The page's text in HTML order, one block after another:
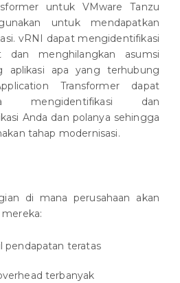
untuk VMware Tanzu
untuk mendapatkan
vRNI dapat mengidentifikasi
dan menghilangkan asumsi
aplikasi apa yang terhubung
Transformer dapat
mengidentifikasi dan
Anda dan polanya sehingga
tahap modernisasi.
di mana perusahaan akan
pendapatan teratas
terbanyak